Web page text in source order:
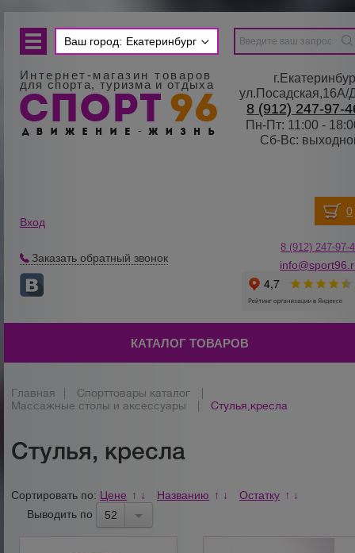
Ваш город: Екатеринбург
Интернет-магазин товаров
для спорта, туризма и отдыха
8 (912) 247-97-
Пн-Пт: 11:00 -
Сб-Вс:
Вход
Заказать обратный звонок
8 (912) 247-97-
КАТАЛОГ ТОВАРОВ
Главная Спорттовары каталог
Массажные столы и аксессуары
Стулья,кресла
Стулья, кресла
Сортировать по: Цене ↑ ↓ Названию ↑ ↓ Остатку ↑ ↓
Выводить по 52